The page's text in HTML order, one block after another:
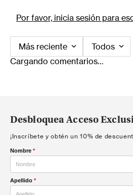
Por favor, inicia sesión para
Más reciente
Todos
Cargando comentarios…
Desbloquea Acceso
¡Inscríbete y obtén un 10% de
Nombre *
Apellido *